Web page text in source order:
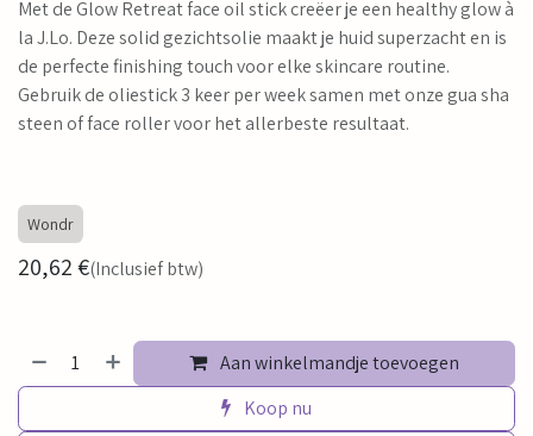
Met de Glow Retreat face oil stick creëer je een healthy glow à
la J.Lo. Deze solid gezichtsolie maakt je huid superzacht en is
de perfecte finishing touch voor elke skincare routine.
Gebruik de oliestick 3 keer per week samen met onze gua sha
steen of face roller voor het allerbeste resultaat.
Wondr
20,62€(Inclusief btw)
Aan winkelmandje toevoegen
Koop nu